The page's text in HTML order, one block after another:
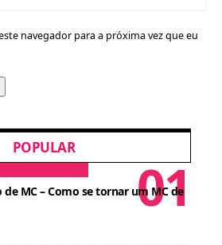
navegador para a próxima vez que eu
POPULAR
de MC – Como se tornar um MC de